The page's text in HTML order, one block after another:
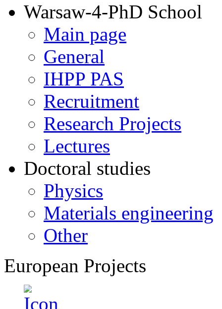
Warsaw-4-PhD School
Main page
General
IHPP PAS
Recruitment
Research Projects
Lectures
Doctoral studies
Physics
Materials engineering
Other
European Projects